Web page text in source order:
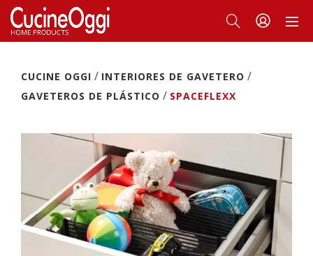
CUCINE OGGI / INTERIORES DE GAVETERO /
GAVETEROS DE PLÁSTICO / SPACEFLEXX